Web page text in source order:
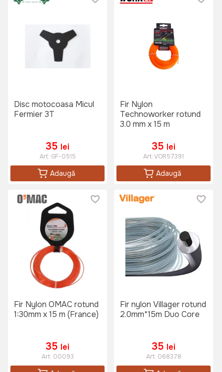
Disc motocoasa Micul
Fermier 3T
35 lei
Art: GF-0515
Adaugă
Fir Nylon
Technoworker rotund
3.0 mm x 15 m
35 lei
Art:VOR57391
Adaugă
Fir Nylon OMAC rotund
1:30mm x 15 m (France)
35 lei
Art: 00093
Fir nylon Villager rotund
2.0mm*15m Duo Core
35 lei
Art: 068378